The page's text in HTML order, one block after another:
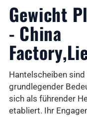
Gewicht
- China
Hantelscheiben
grundlegender
sich als führender
etabliert. Ihr